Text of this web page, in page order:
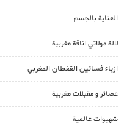
العناية بالجسم
لالة مولاتي اناقة مغربية
ازياء فساتين القفطان المغربي
عصائر و مقبلات مغربية
شهيوات عالمية